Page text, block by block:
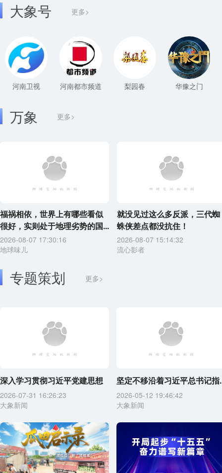
大象号 更多>
河南卫视 河南都市频道 梨园春 华豫之门
更多>
万象
福祸相依，世界上有哪些看似
很好，实则处于地理劣势的国...
2026-08-07 17:30:16
地球味儿
就没见过这么多反派，三代蜘
蛛侠差点都没抗住！
2026-08-07 15:14:32
流心影者
专题策划 更多>
深入学习贯彻习近平党建思想
2026-07-31 16:26:23
大象新闻
坚定不移沿着习近平总书记指
2026-05-12 19:46:42
大象新闻